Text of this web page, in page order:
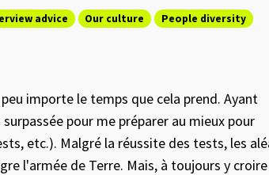
advice Our culture
People diversity
importe le temps que cela prend. Ayant
pour me préparer au mieux pour
etc.). Malgré la réussite des tests, les
l'armée de Terre. Mais, à toujours y